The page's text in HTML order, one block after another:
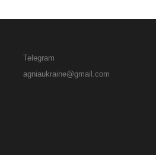
Telegram
agniaukraine@gmail.com